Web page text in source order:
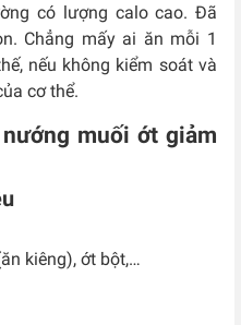
có lượng calo cao. Đã
Chẳng mấy ai ăn mỗi 1
nếu không kiểm soát và
cơ thể.
muối ớt giảm
kiêng), ớt bột,…